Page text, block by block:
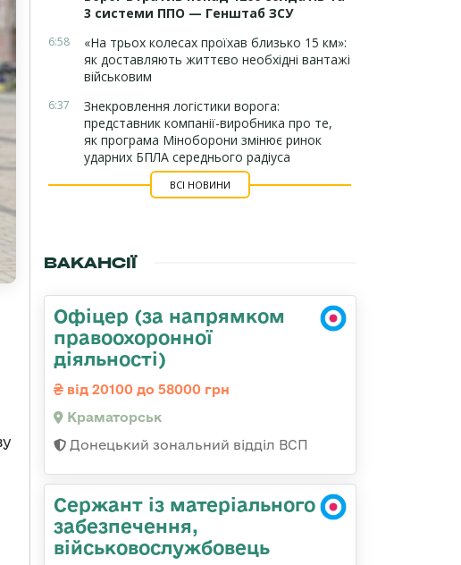
3 системи ППО — Генштаб ЗСУ
6:58
«На трьох колесах проїхав близько 15 км»:
як доставляють життєво необхідні вантажі
військовим
6:37
Знекровлення логістики ворога:
представник компанії-виробника про те,
як програма Міноборони змінює ринок
ударних БПЛА середнього радіуса
ВСІ НОВИНИ
ВАКАНСІЇ
Офіцер (за напрямком
правоохоронної
діяльності)
від 20100 до 58000 грн
Краматорськ
Донецький зональний відділ ВСП
Сержант із матеріального
забезпечення,
військовослужбовець